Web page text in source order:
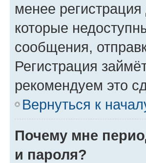
менее
которые
сообщения,
Регистрация
рекомендуем это
Вернуться к
Почему мне
и пароля?